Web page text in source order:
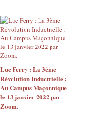
Luc Ferry : La 3ème
Révolution Inductrielle :
Au Campus Maçonnique
le 13 janvier 2022 par
Zoom.